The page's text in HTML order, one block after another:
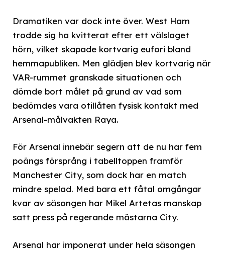
Dramatiken var dock inte över. West Ham
trodde sig ha kvitterat efter ett välslaget
hörn, vilket skapade kortvarig eufori bland
hemmapubliken. Men glädjen blev kortvarig när
VAR-rummet granskade situationen och
dömde bort målet på grund av vad som
bedömdes vara otillåten fysisk kontakt med
Arsenal-målvakten Raya.
För Arsenal innebär segern att de nu har fem
poängs försprång i tabelltoppen framför
Manchester City, som dock har en match
mindre spelad. Med bara ett fåtal omgångar
kvar av säsongen har Mikel Artetas manskap
satt press på regerande mästarna City.
Arsenal har imponerat under hela säsongen